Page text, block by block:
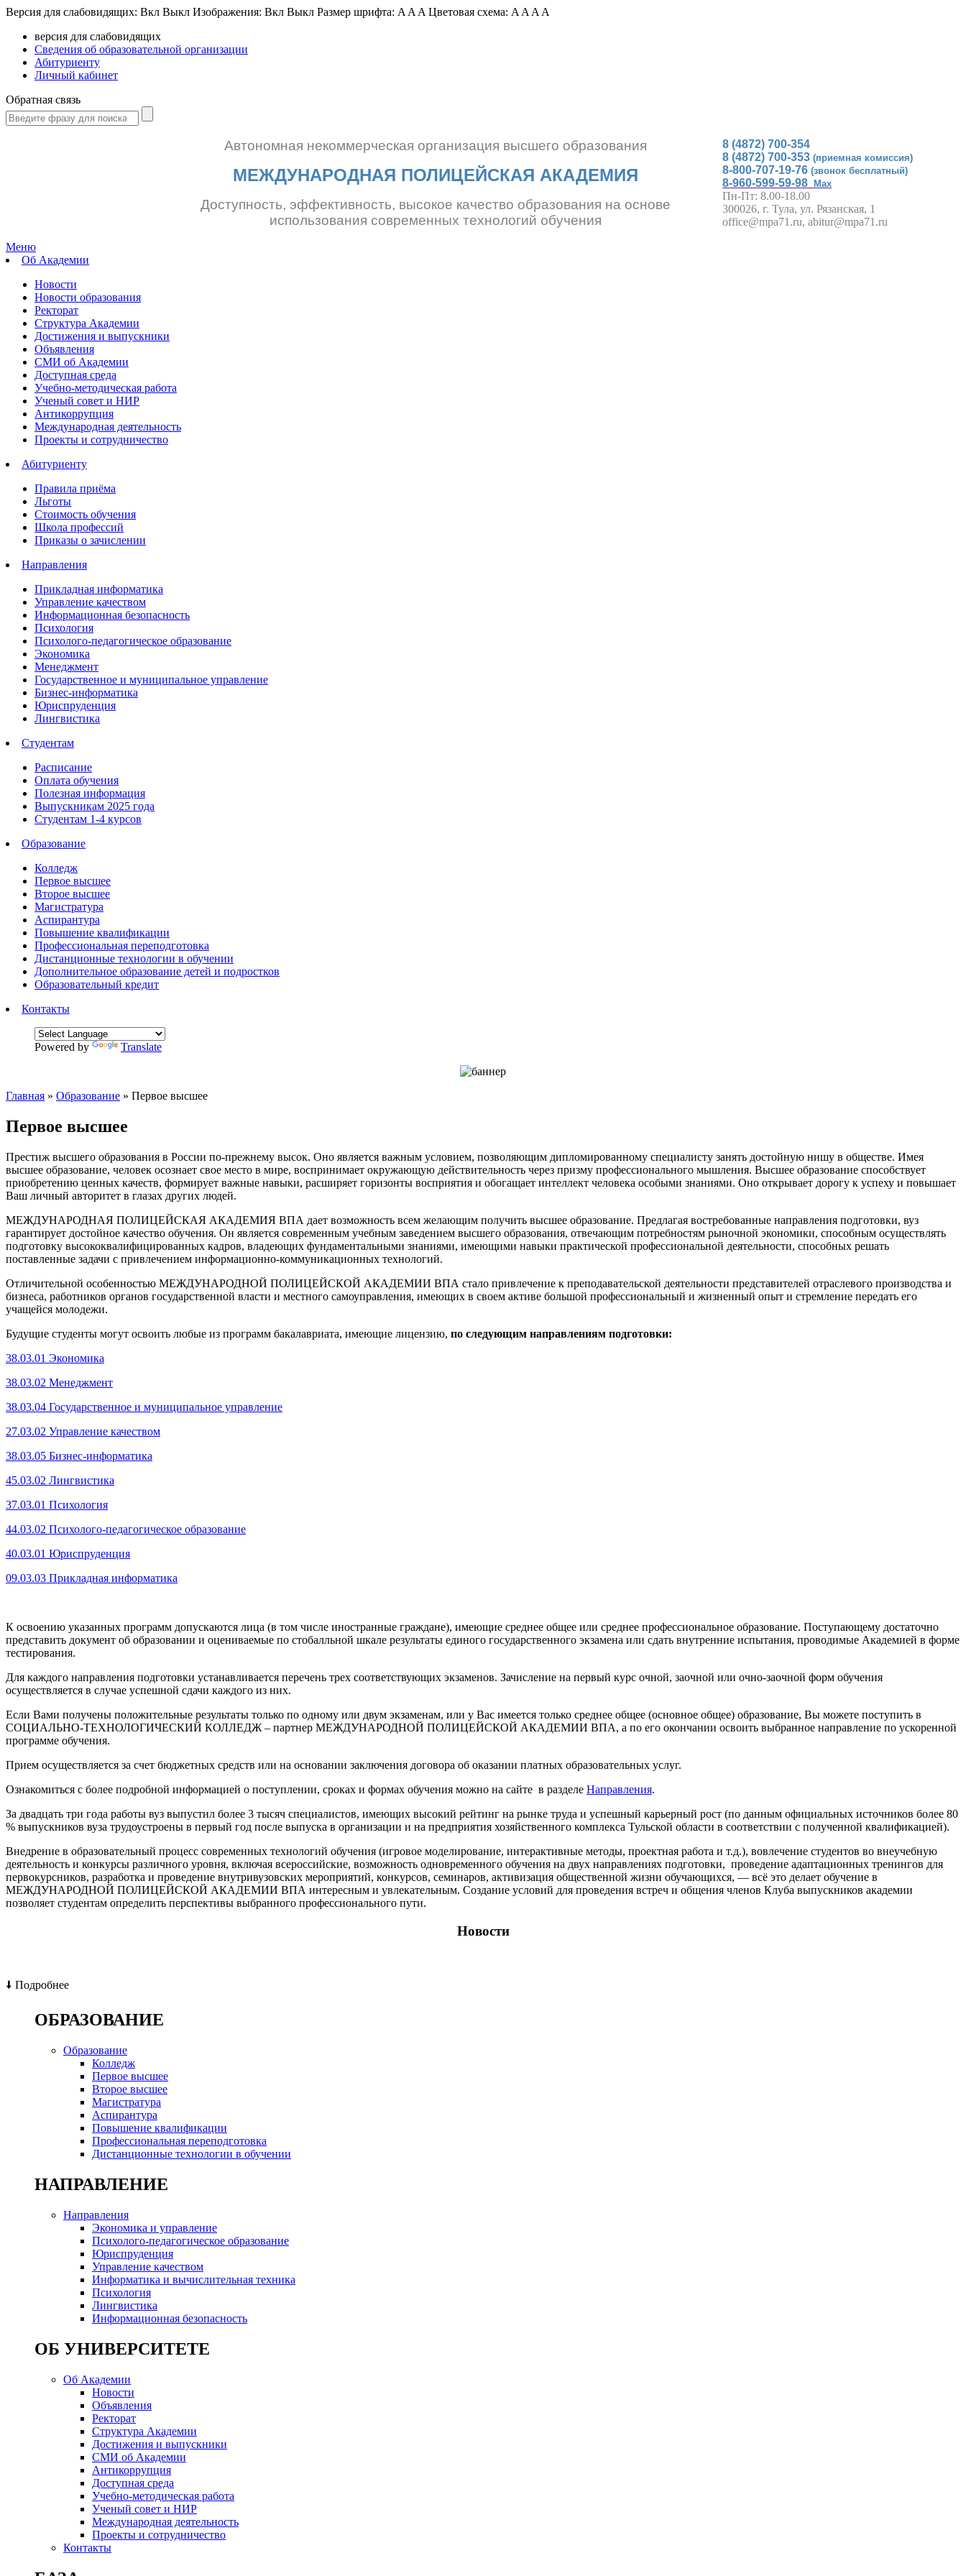
Версия для слабовидящих: Вкл Выкл Изображения: Вкл Выкл Размер шрифта: A A A Цветовая схема: A A A A
версия для слабовидящих
Сведения об образовательной организации
Абитуриенту
Личный кабинет
Обратная связь
Автономная некоммерческая организация высшего образования
МЕЖДУНАРОДНАЯ ПОЛИЦЕЙСКАЯ АКАДЕМИЯ
Доступность, эффективность, высокое качество образования на основе
использования современных технологий обучения
8 (4872) 700-354
8 (4872) 700-353 (приемная комиссия)
8-800-707-19-76 (звонок бесплатный)
8-960-599-59-98 Max
Пн-Пт: 8.00-18.00
300026, г. Тула, ул. Рязанская, 1
office@mpa71.ru, abitur@mpa71.ru
Меню
Об Академии
Новости
Новости образования
Ректорат
Структура Академии
Достижения и выпускники
Объявления
СМИ об Академии
Доступная среда
Учебно-методическая работа
Ученый совет и НИР
Антикоррупция
Международная деятельность
Проекты и сотрудничество
Абитуриенту
Правила приёма
Льготы
Стоимость обучения
Школа профессий
Приказы о зачислении
Направления
Прикладная информатика
Управление качеством
Информационная безопасность
Психология
Психолого-педагогическое образование
Экономика
Менеджмент
Государственное и муниципальное управление
Бизнес-информатика
Юриспруденция
Лингвистика
Студентам
Расписание
Оплата обучения
Полезная информация
Выпускникам 2025 года
Студентам 1-4 курсов
Образование
Колледж
Первое высшее
Второе высшее
Магистратура
Аспирантура
Повышение квалификации
Профессиональная переподготовка
Дистанционные технологии в обучении
Дополнительное образование детей и подростков
Образовательный кредит
Контакты
Powered by Translate
Главная » Образование » Первое высшее
Первое высшее
Престиж высшего образования в России по-прежнему высок. Оно является важным условием, позволяющим дипломированному специалисту занять достойную нишу в обществе. Имея
высшее образование, человек осознает свое место в мире, воспринимает окружающую действительность через призму профессионального мышления. Высшее образование способствует
приобретению ценных качеств, формирует важные навыки, расширяет горизонты восприятия и обогащает интеллект человека особыми знаниями. Оно открывает дорогу к успеху и повышает
Ваш личный авторитет в глазах других людей.
МЕЖДУНАРОДНАЯ ПОЛИЦЕЙСКАЯ АКАДЕМИЯ ВПА дает возможность всем желающим получить высшее образование. Предлагая востребованные направления подготовки, вуз
гарантирует достойное качество обучения. Он является современным учебным заведением высшего образования, отвечающим потребностям рыночной экономики, способным осуществлять
подготовку высококвалифицированных кадров, владеющих фундаментальными знаниями, имеющими навыки практической профессиональной деятельности, способных решать
поставленные задачи с привлечением информационно-коммуникационных технологий.
Отличительной особенностью МЕЖДУНАРОДНОЙ ПОЛИЦЕЙСКОЙ АКАДЕМИИ ВПА стало привлечение к преподавательской деятельности представителей отраслевого производства и
бизнеса, работников органов государственной власти и местного самоуправления, имеющих в своем активе большой профессиональный и жизненный опыт и стремление передать его
учащейся молодежи.
Будущие студенты могут освоить любые из программ бакалавриата, имеющие лицензию, по следующим направлениям подготовки:
38.03.01 Экономика
38.03.02 Менеджмент
38.03.04 Государственное и муниципальное управление
27.03.02 Управление качеством
38.03.05 Бизнес-информатика
45.03.02 Лингвистика
37.03.01 Психология
44.03.02 Психолого-педагогическое образование
40.03.01 Юриспруденция
09.03.03 Прикладная информатика
К освоению указанных программ допускаются лица (в том числе иностранные граждане), имеющие среднее общее или среднее профессиональное образование. Поступающему достаточно
представить документ об образовании и оцениваемые по стобалльной шкале результаты единого государственного экзамена или сдать внутренние испытания, проводимые Академией в форме
тестирования.
Для каждого направления подготовки устанавливается перечень трех соответствующих экзаменов. Зачисление на первый курс очной, заочной или очно-заочной форм обучения
осуществляется в случае успешной сдачи каждого из них.
Если Вами получены положительные результаты только по одному или двум экзаменам, или у Вас имеется только среднее общее (основное общее) образование, Вы можете поступить в
СОЦИАЛЬНО-ТЕХНОЛОГИЧЕСКИЙ КОЛЛЕДЖ – партнер МЕЖДУНАРОДНОЙ ПОЛИЦЕЙСКОЙ АКАДЕМИИ ВПА, а по его окончании освоить выбранное направление по ускоренной
программе обучения.
Прием осуществляется за счет бюджетных средств или на основании заключения договора об оказании платных образовательных услуг.
Ознакомиться с более подробной информацией о поступлении, сроках и формах обучения можно на сайте в разделе Направления.
За двадцать три года работы вуз выпустил более 3 тысяч специалистов, имеющих высокий рейтинг на рынке труда и успешный карьерный рост (по данным официальных источников более 80
% выпускников вуза трудоустроены в первый год после выпуска в организации и на предприятия хозяйственного комплекса Тульской области в соответствии с полученной квалификацией).
Внедрение в образовательный процесс современных технологий обучения (игровое моделирование, интерактивные методы, проектная работа и т.д.), вовлечение студентов во внеучебную
деятельность и конкурсы различного уровня, включая всероссийские, возможность одновременного обучения на двух направлениях подготовки, проведение адаптационных тренингов для
первокурсников, разработка и проведение внутривузовских мероприятий, конкурсов, семинаров, активизация общественной жизни обучающихся, — всё это делает обучение в
МЕЖДУНАРОДНОЙ ПОЛИЦЕЙСКОЙ АКАДЕМИИ ВПА интересным и увлекательным. Создание условий для проведения встреч и общения членов Клуба выпускников академии
позволяет студентам определить перспективы выбранного профессионального пути.
Новости
🠫 Подробнее
ОБРАЗОВАНИЕ
Образование
Колледж
Первое высшее
Второе высшее
Магистратура
Аспирантура
Повышение квалификации
Профессиональная переподготовка
Дистанционные технологии в обучении
НАПРАВЛЕНИЕ
Направления
Экономика и управление
Психолого-педагогическое образование
Юриспруденция
Управление качеством
Информатика и вычислительная техника
Психология
Лингвистика
Информационная безопасность
ОБ УНИВЕРСИТЕТЕ
Об Академии
Новости
Объявления
Ректорат
Структура Академии
Достижения и выпускники
СМИ об Академии
Антикоррупция
Доступная среда
Учебно-методическая работа
Ученый совет и НИР
Международная деятельность
Проекты и сотрудничество
Контакты